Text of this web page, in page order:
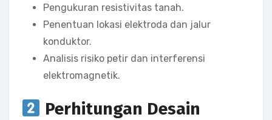
Pengukuran resistivitas tanah.
Penentuan lokasi elektroda dan jalur
konduktor.
Analisis risiko petir dan interferensi
elektromagnetik.
Perhitungan Desain